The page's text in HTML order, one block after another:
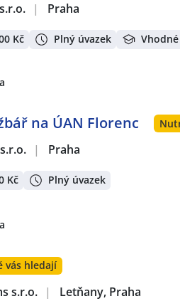
| Praha
Kč Plný úvazek
na ÚAN Florenc
| Praha
Kč Plný úvazek
vás hledají
s.r.o. | Letňany, Praha